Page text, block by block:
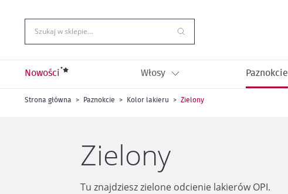
do
treści
Szukaj w sklepie…
Nowości Włosy Paznokcie
Strona główna Paznokcie Kolor lakieru Zielony
Zielony
Tu znajdziesz zielone odcienie lakierów OPI.